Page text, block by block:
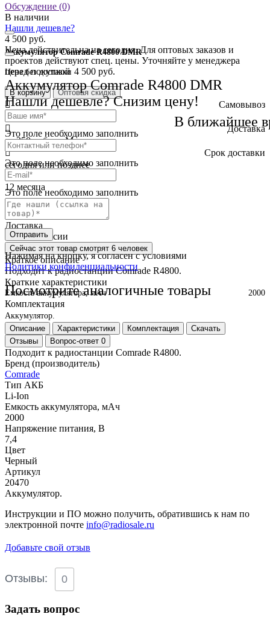
Обсуждение (0)
Аккумулятор Comrade R4800 DMR
Цена без доставки 4 500 руб.
Аккумулятор Comrade R4800 DMR
Нашли дешевле? Снизим цену!
Это поле необходимо заполнить
Это поле необходимо заполнить
Это поле необходимо заполнить
Отправить
Нажимая на кнопку, я согласен с условиями
Политики конфиденциальности
Посмотрите аналогичные товары
В наличии
Нашли дешевле?
В ближайшее
4 500 руб.
Цена действительна на сегодня. Для оптовых заказов и
проектов действуют спец. цены. Уточняйте у менеджера
перед покупкой
В корзину Оптовая скидка
Самовывоз
бесплатно
Доставка
от 250 руб. по Москве
Cрок доставки
сегодня или позднее
Гарантия
12 месяца
Обмен и возврат
2 недели
Доставка
по всей России
Сейчас этот товар смотрят 6 человек
Краткое описание
Подходит к радиостанции Comrade R4800.
Краткие характеристики
Емкость аккумулятора, мАч 2000
Комплектация
Аккумулятор.
Описание
Характеристики Комплектация
Скачать
Отзывы
Вопрос-ответ 0
Подходит к радиостанции Comrade R4800.
Бренд (производитель)
Comrade
Тип АКБ
Li-Ion
Емкость аккумулятора, мАч
2000
Напряжение питания, В
7,4
Цвет
Черный
Артикул
20470
Аккумулятор.
Инструкции и ПО можно получить, обратившись к нам по
электронной почте info@radiosale.ru
Добавьте свой отзыв
Отзывы: 0
Задать вопрос